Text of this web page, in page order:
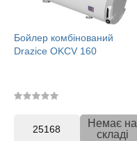
Бойлер комбінований
Drazice OKCV 160
25168
Немає на
складі